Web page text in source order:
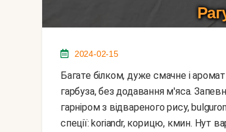
2024-02-15
Багате білком, дуже смачне і ароматне рагу! Спробуйте і Ви блюдо марокканської кухні з нуту і
гарбуза, без додавання м'яса.
гарніром з відвареного рису,
спеції: koriandr, корицю, кмин. Нут